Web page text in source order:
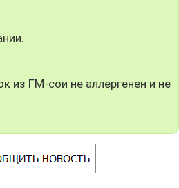
из ГМ-сои не аллергенен и не